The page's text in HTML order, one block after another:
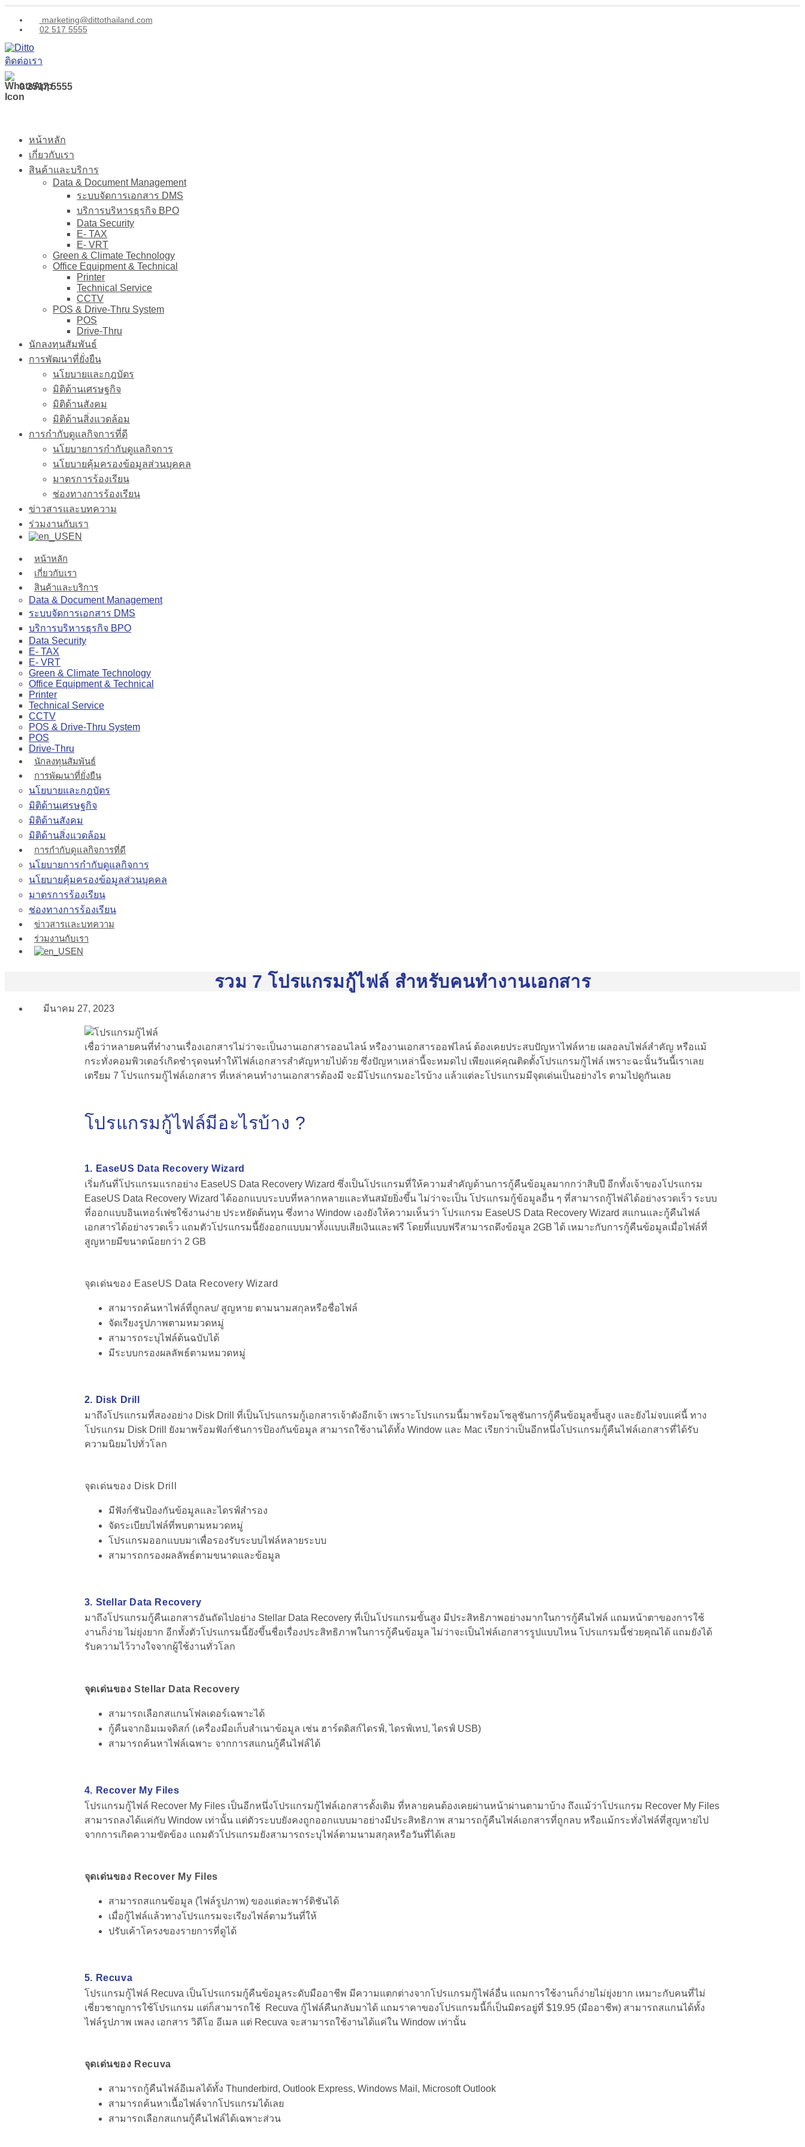
marketing@dittothailand.com
02 517 5555
ติดต่อเรา
0 2517 5555
หน้าหลัก
เกี่ยวกับเรา
สินค้าและบริการ
Data & Document Management
ระบบจัดการเอกสาร DMS
บริการบริหารธุรกิจ BPO
Data Security
E- TAX
E- VRT
Green & Climate Technology
Office Equipment & Technical
Printer
Technical Service
CCTV
POS & Drive-Thru System
POS
Drive-Thru
นักลงทุนสัมพันธ์
การพัฒนาที่ยั่งยืน
นโยบายและกฎบัตร
มิติด้านเศรษฐกิจ
มิติด้านสังคม
มิติด้านสิ่งแวดล้อม
การกำกับดูแลกิจการที่ดี
นโยบายการกำกับดูแลกิจการ
นโยบายคุ้มครองข้อมูลส่วนบุคคล
มาตรการร้องเรียน
ช่องทางการร้องเรียน
ข่าวสารและบทความ
ร่วมงานกับเรา
EN
หน้าหลัก
เกี่ยวกับเรา
สินค้าและบริการ
Data & Document Management
ระบบจัดการเอกสาร DMS
บริการบริหารธุรกิจ BPO
Data Security
E- TAX
E- VRT
Green & Climate Technology
Office Equipment & Technical
Printer
Technical Service
CCTV
POS & Drive-Thru System
POS
Drive-Thru
นักลงทุนสัมพันธ์
การพัฒนาที่ยั่งยืน
นโยบายและกฎบัตร
มิติด้านเศรษฐกิจ
มิติด้านสังคม
มิติด้านสิ่งแวดล้อม
การกำกับดูแลกิจการที่ดี
นโยบายการกำกับดูแลกิจการ
นโยบายคุ้มครองข้อมูลส่วนบุคคล
มาตรการร้องเรียน
ช่องทางการร้องเรียน
ข่าวสารและบทความ
ร่วมงานกับเรา
EN
รวม 7 โปรแกรมกู้ไฟล์ สำหรับคนทำงานเอกสาร
มีนาคม 27, 2023
เชื่อว่าหลายคนที่ทำงานเรื่องเอกสารไม่ว่าจะเป็นงานเอกสารออนไลน์ หรืองานเอกสารออฟไลน์ ต้องเคยประสบปัญหาไฟล์หาย เผลอลบไฟล์สำคัญ หรือแม้
กระทั่งคอมพิวเตอร์เกิดชำรุดจนทำให้ไฟล์เอกสารสำคัญหายไปด้วย ซึ่งปัญหาเหล่านี้จะหมดไป เพียงแค่คุณติดตั้งโปรแกรมกู้ไฟล์ เพราะฉะนั้นวันนี้เราเลย
เตรียม 7 โปรแกรมกู้ไฟล์เอกสาร ที่เหล่าคนทำงานเอกสารต้องมี จะมีโปรแกรมอะไรบ้าง แล้วแต่ละโปรแกรมมีจุดเด่นเป็นอย่างไร ตามไปดูกันเลย
โปรแกรมกู้ไฟล์มีอะไรบ้าง ?
1. EaseUS Data Recovery Wizard
เริ่มกันที่โปรแกรมแรกอย่าง EaseUS Data Recovery Wizard ซึ่งเป็นโปรแกรมที่ให้ความสำคัญด้านการกู้คืนข้อมูลมากกว่าสิบปี อีกทั้งเจ้าของโปรแกรม
EaseUS Data Recovery Wizard ได้ออกแบบระบบที่หลากหลายและทันสมัยยิ่งขึ้น ไม่ว่าจะเป็น โปรแกรมกู้ข้อมูลอื่น ๆ ที่สามารถกู้ไฟล์ได้อย่างรวดเร็ว ระบบ
ที่ออกแบบอินเทอร์เฟซใช้งานง่าย ประหยัดต้นทุน ซึ่งทาง Window เองยังให้ความเห็นว่า โปรแกรม EaseUS Data Recovery Wizard สแกนและกู้คืนไฟล์
เอกสารได้อย่างรวดเร็ว แถมตัวโปรแกรมนี้ยังออกแบบมาทั้งแบบเสียเงินและฟรี โดยที่แบบฟรีสามารถดึงข้อมูล 2GB ได้ เหมาะกับการกู้คืนข้อมูลเมื่อไฟล์ที่
สูญหายมีขนาดน้อยกว่า 2 GB
จุดเด่นของ EaseUS Data Recovery Wizard
สามารถค้นหาไฟล์ที่ถูกลบ/ สูญหาย ตามนามสกุลหรือชื่อไฟล์
จัดเรียงรูปภาพตามหมวดหมู่
สามารถระบุไฟล์ต้นฉบับได้
มีระบบกรองผลลัพธ์ตามหมวดหมู่
2. Disk Drill
มาถึงโปรแกรมที่สองอย่าง Disk Drill ที่เป็นโปรแกรมกู้เอกสารเจ้าดังอีกเจ้า เพราะโปรแกรมนี้มาพร้อมโซลูชันการกู้คืนข้อมูลขั้นสูง และยังไม่จบแค่นี้ ทาง
โปรแกรม Disk Drill ยังมาพร้อมฟังก์ชันการป้องกันข้อมูล สามารถใช้งานได้ทั้ง Window และ Mac เรียกว่าเป็นอีกหนึ่งโปรแกรมกู้คืนไฟล์เอกสารที่ได้รับ
ความนิยมไปทั่วโลก
จุดเด่นของ Disk Drill
มีฟังก์ชันป้องกันข้อมูลและไดรฟ์สำรอง
จัดระเบียบไฟล์ที่พบตามหมวดหมู่
โปรแกรมออกแบบมาเพื่อรองรับระบบไฟล์หลายระบบ
สามารถกรองผลลัพธ์ตามขนาดและข้อมูล
3. Stellar Data Recovery
มาถึงโปรแกรมกู้คืนเอกสารอันถัดไปอย่าง Stellar Data Recovery ที่เป็นโปรแกรมขั้นสูง มีประสิทธิภาพอย่างมากในการกู้คืนไฟล์ แถมหน้าตาของการใช้
งานก็ง่าย ไม่ยุ่งยาก อีกทั้งตัวโปรแกรมนี้ยังขึ้นชื่อเรื่องประสิทธิภาพในการกู้คืนข้อมูล ไม่ว่าจะเป็นไฟล์เอกสารรูปแบบไหน โปรแกรมนี้ช่วยคุณได้ แถมยังได้
รับความไว้วางใจจากผู้ใช้งานทั่วโลก
จุดเด่นของ Stellar Data Recovery
สามารถเลือกสแกนโฟลเดอร์เฉพาะได้
กู้คืนจากอิมเมจดิสก์ (เครื่องมือเก็บสำเนาข้อมูล เช่น ฮาร์ดดิสก์ไดรฟ์, ไดรฟ์เทป, ไดรฟ์ USB)
สามารถค้นหาไฟล์เฉพาะ จากการสแกนกู้คืนไฟล์ได้
4. Recover My Files
โปรแกรมกู้ไฟล์ Recover My Files เป็นอีกหนึ่งโปรแกรมกู้ไฟล์เอกสารดั้งเดิม ที่หลายคนต้องเคยผ่านหน้าผ่านตามาบ้าง ถึงแม้ว่าโปรแกรม Recover My Files
สามารถลงได้แค่กับ Window เท่านั้น แต่ตัวระบบยังคงถูกออกแบบมาอย่างมีประสิทธิภาพ สามารถกู้คืนไฟล์เอกสารที่ถูกลบ หรือแม้กระทั่งไฟล์ที่สูญหายไป
จากการเกิดความขัดข้อง แถมตัวโปรแกรมยังสามารถระบุไฟล์ตามนามสกุลหรือวันที่ได้เลย
จุดเด่นของ Recover My Files
สามารถสแกนข้อมูล (ไฟล์รูปภาพ) ของแต่ละพาร์ติชันได้
เมื่อกู้ไฟล์แล้วทางโปรแกรมจะเรียงไฟล์ตามวันที่ให้
ปรับเค้าโครงของรายการที่ดูได้
5. Recuva
โปรแกรมกู้ไฟล์ Recuva เป็นโปรแกรมกู้คืนข้อมูลระดับมืออาชีพ มีความแตกต่างจากโปรแกรมกู้ไฟล์อื่น แถมการใช้งานก็ง่ายไม่ยุ่งยาก เหมาะกับคนที่ไม่
เชี่ยวชาญการใช้โปรแกรม แต่ก็สามารถใช้ Recuva กู้ไฟล์คืนกลับมาได้ แถมราคาของโปรแกรมนี้ก็เป็นมิตรอยู่ที่ $19.95 (มืออาชีพ) สามารถสแกนได้ทั้ง
ไฟล์รูปภาพ เพลง เอกสาร วิดีโอ อีเมล แต่ Recuva จะสามารถใช้งานได้แค่ใน Window เท่านั้น
จุดเด่นของ Recuva
สามารถกู้คืนไฟล์อีเมลได้ทั้ง Thunderbird, Outlook Express, Windows Mail, Microsoft Outlook
สามารถค้นหาเนื้อไฟล์จากโปรแกรมได้เลย
สามารถเลือกสแกนกู้คืนไฟล์ได้เฉพาะส่วน